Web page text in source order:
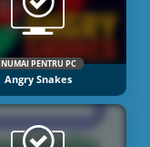
NUMAI PENTRU PC
Angry Snakes